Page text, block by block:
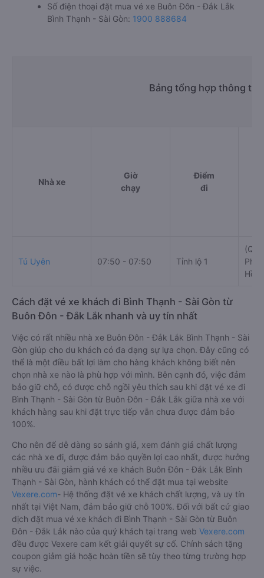
Số điện thoại đặt mua vé xe Buôn Đôn - Đắk Lắk
Bình Thạnh - Sài Gòn: 1900 888684
Bảng tổng hợp thông tin
Nhà xe
Giờ
chạy
Điểm
đi
Tú Uyên 07:50 - 07:50 Tỉnh lộ 1
Hồ
Cách đặt vé xe khách đi Bình Thạnh - Sài Gòn từ
Buôn Đôn - Đắk Lắk nhanh và uy tín nhất
Việc có rất nhiều nhà xe Buôn Đôn - Đắk Lắk Bình Thạnh - Sài
Gòn giúp cho du khách có đa dạng sự lựa chọn. Đây cũng có
thể là một điều bất lợi làm cho hàng khách không biết nên
chọn nhà xe nào là phù hợp với mình. Bên cạnh đó, việc đảm
bảo giữ chỗ, có được chỗ ngồi yêu thích sau khi đặt vé xe đi
Bình Thạnh - Sài Gòn từ Buôn Đôn - Đắk Lắk giữa nhà xe với
khách hàng sau khi đặt trực tiếp vẫn chưa được đảm bảo
100%.
Cho nên để dễ dàng so sánh giá, xem đánh giá chất lượng
các nhà xe đi, được đảm bảo quyền lợi cao nhất, được hưởng
nhiều ưu đãi giảm giá vé xe khách Buôn Đôn - Đắk Lắk Bình
Thạnh - Sài Gòn, hành khách có thể đặt mua tại website
Vexere.com- Hệ thống đặt vé xe khách chất lượng, và uy tín
nhất tại Việt Nam, đảm bảo giữ chỗ 100%. Đối với bất cứ giao
dịch đặt mua vé xe khách đi Bình Thạnh - Sài Gòn từ Buôn
Đôn - Đắk Lắk nào của quý khách tại trang web Vexere.com
đều được Vexere cam kết giải quyết sự cố. Chính sách tặng
coupon giảm giá hoặc hoàn tiền sẽ tùy theo từng trường hợp
sự việc.